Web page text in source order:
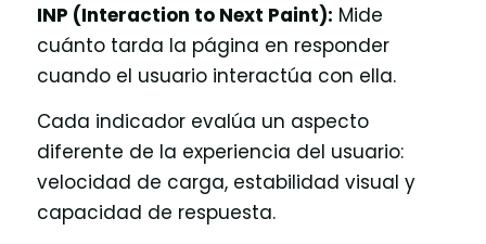
INP (Interaction to Next Paint): Mide
cuánto tarda la página en responder
cuando el usuario interactúa con ella.
Cada indicador evalúa un aspecto
diferente de la experiencia del usuario:
velocidad de carga, estabilidad visual y
capacidad de respuesta.